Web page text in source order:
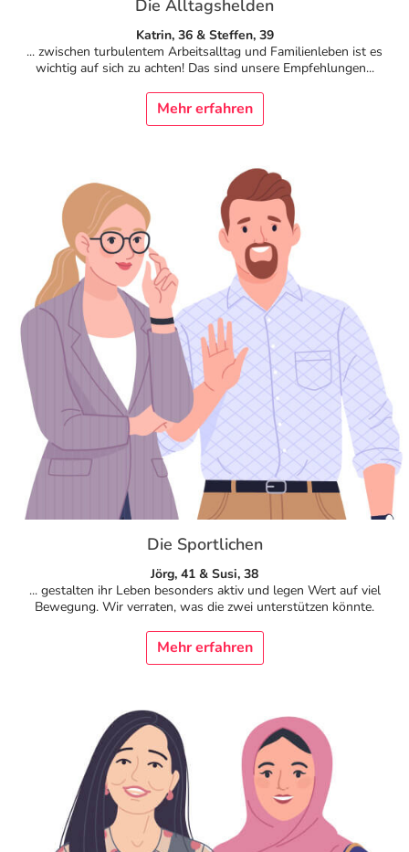
Tierapotheke
Vitamine & Mineralstoffe
Salus Deals
Die Alltagshelden
Katrin, 36 & Steffen, 39
... zwischen turbulentem Arbeitsalltag und Familienleben ist es
wichtig auf sich zu achten! Das sind unsere Empfehlungen...
Mehr erfahren
Die Sportlichen
Jörg, 41 & Susi, 38
... gestalten ihr Leben besonders aktiv und legen Wert auf viel
Bewegung. Wir verraten, was die zwei unterstützen könnte.
Mehr erfahren